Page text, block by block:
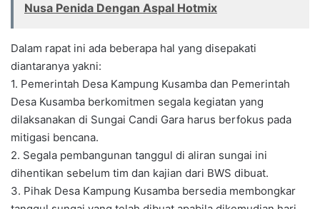
Nusa Penida Dengan Aspal Hotmix
Dalam rapat ini ada beberapa hal yang disepakati
diantaranya yakni:
1. Pemerintah Desa Kampung Kusamba dan Pemerintah
Desa Kusamba berkomitmen segala kegiatan yang
dilaksanakan di Sungai Candi Gara harus berfokus pada
mitigasi bencana.
2. Segala pembangunan tanggul di aliran sungai ini
dihentikan sebelum tim dan kajian dari BWS dibuat.
3. Pihak Desa Kampung Kusamba bersedia membongkar